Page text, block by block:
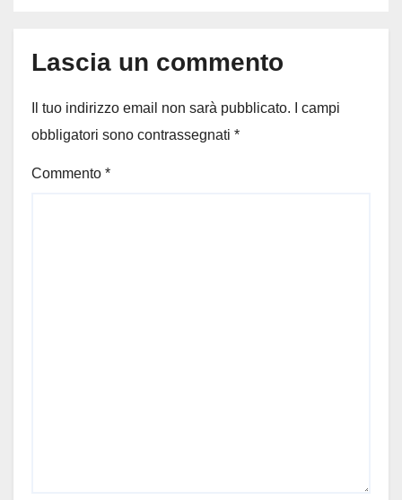
Lascia un commento
Il tuo indirizzo email non sarà pubblicato.
I campi
obbligatori sono contrassegnati *
Commento *